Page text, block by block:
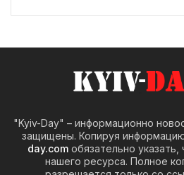
"Kyiv-Day" – информационно
защищены. Копируя
day.com обязательно указать,
нашего ресурса. Полное